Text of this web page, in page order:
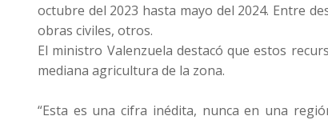
octubre del 2023 hasta mayo del 2024. Entre
obras civiles, otros.
El ministro Valenzuela destacó que estos
mediana agricultura de la zona.
“Esta es una cifra inédita, nunca en una